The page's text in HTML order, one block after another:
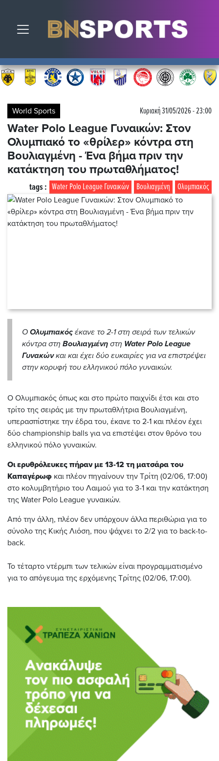
Toggle navigation
World Sports Κυριακή 31/05/2026 - 23:00
Water Polo League Γυναικών: Στον
Ολυμπιακό το «θρίλερ» κόντρα στη
Βουλιαγμένη - Ένα βήμα πριν την
κατάκτηση του πρωταθλήματος!
Ολυμπιακός
Βουλιαγμένη
Water Polo League Γυναικών
tags :
O Ολυμπιακός έκανε το 2-1 στη σειρά των τελικών
κόντρα στη Βουλιαγμένη στη Water Polo League
Γυνακώνκαι και έχει δύο ευκαιρίες για να επιστρέψει
στην κορυφή του ελληνικού πόλο γυναικών.
Ο Ολυμπιακός όπως και στο πρώτο παιχνίδι έτσι και στο
τρίτο της σειράς με την πρωταθλήτρια Βουλιαγμένη,
υπερασπίστηκε την έδρα του, έκανε το 2-1 και πλέον έχει
δύο championship balls για να επιστέψει στον θρόνο του
ελληνικού πόλο γυναικών.
Οι ερυθρόλευκες πήραν με 13-12 τη ματσάρα του
Καπαγέρωφ και πλέον πηγαίνουν την Τρίτη (02/06, 17:00)
στο κολυμβητήριο του Λαιμού για το 3-1 και την κατάκτηση
της Water Polo League γυναικών.
Από την άλλη, πλέον δεν υπάρχουν άλλα περιθώρια για το
σύνολο της Κικής Λιόση, που ψάχνει το 2/2 για το back-to-
back.
Το τέταρτο ντέρμπι των τελικών είναι προγραμματισμένο
για το απόγευμα της ερχόμενης Τρίτης (02/06, 17:00).